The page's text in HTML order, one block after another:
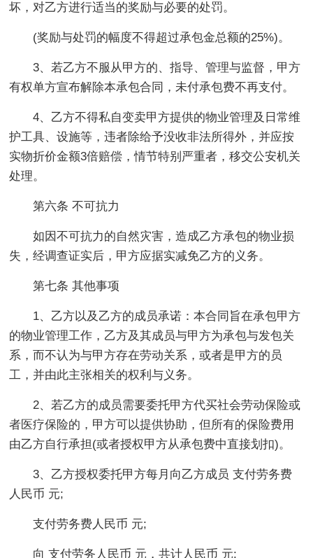
坏，对乙方进行适当的奖励与必要的处罚。
(奖励与处罚的幅度不得超过承包金总额的25%)。
3、若乙方不服从甲方的、指导、管理与监督，甲方
有权单方宣布解除本承包合同，未付承包费不再支付。
4、乙方不得私自变卖甲方提供的物业管理及日常维
护工具、设施等，违者除给予没收非法所得外，并应按
实物折价金额3倍赔偿，情节特别严重者，移交公安机关
处理。
第六条 不可抗力
如因不可抗力的自然灾害，造成乙方承包的物业损
失，经调查证实后，甲方应据实减免乙方的义务。
第七条 其他事项
1、乙方以及乙方的成员承诺：本合同旨在承包甲方
的物业管理工作，乙方及其成员与甲方为承包与发包关
系，而不认为与甲方存在劳动关系，或者是甲方的员
工，并由此主张相关的权利与义务。
2、若乙方的成员需要委托甲方代买社会劳动保险或
者医疗保险的，甲方可以提供协助，但所有的保险费用
由乙方自行承担(或者授权甲方从承包费中直接划扣)。
3、乙方授权委托甲方每月向乙方成员 支付劳务费
人民币 元;
支付劳务费人民币 元;
向 支付劳务人民币 元，共计人民币 元;